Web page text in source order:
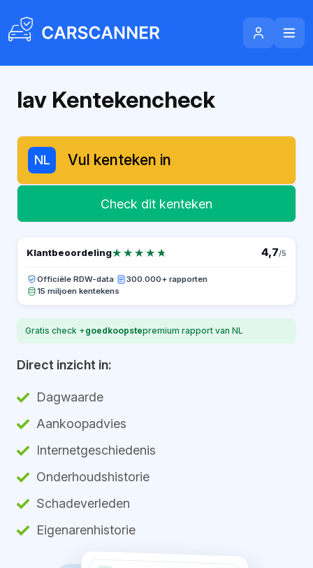
Iav Kentekencheck
NL
Check dit kenteken
Klantbeoordeling★★★★★
★★★★★ 4,7/5
Officiële RDW-data·
300.000+ rapporten
15 miljoen kentekens
Gratis check +goedkoopstepremium rapport van NL
Direct inzicht in:
Dagwaarde
Aankoopadvies
Internetgeschiedenis
Onderhoudshistorie
Schadeverleden
Eigenarenhistorie